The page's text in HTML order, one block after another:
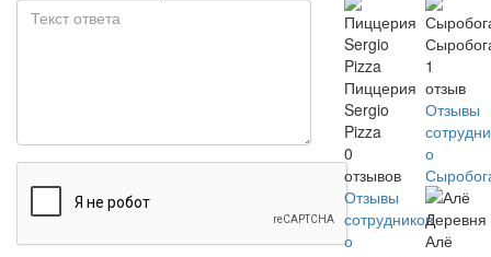
Пиццерия
Sergio
Pizza
0
отзывов
Отзывы
сотрудников
о
1
отзыв
Отзывы
о
Алё